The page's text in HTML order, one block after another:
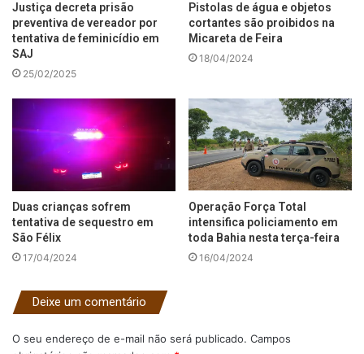
Justiça decreta prisão
preventiva de vereador por
tentativa de feminicídio em
SAJ
25/02/2025
Pistolas de água e objetos
cortantes são proibidos na
Micareta de Feira
18/04/2024
Duas crianças sofrem
tentativa de sequestro em
São Félix
17/04/2024
Operação Força Total
intensifica policiamento em
toda Bahia nesta terça-feira
16/04/2024
Deixe um comentário
O seu endereço de e-mail não será publicado. Campos